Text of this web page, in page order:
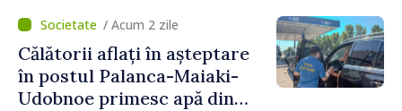
Naționale de Apărare pentru
perioada 2024–2034,
publicat în Monitorul Oficial
/ Acum 2 zile
Călătorii aflați în așteptare
în postul Palanca-Maiaki-
Udobnoe primesc apă din